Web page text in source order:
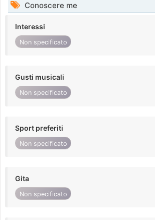
Conoscere me
Interessi
Non specificato
Gusti musicali
Non specificato
Sport preferiti
Non specificato
Gita
Non specificato